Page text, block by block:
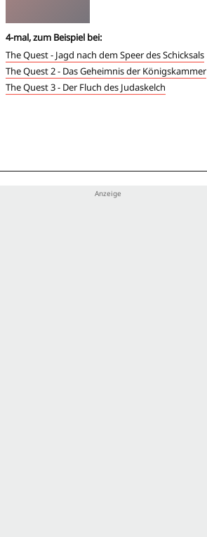
4-mal, zum Beispiel bei:
The Quest - Jagd nach dem Speer des Schicksals
The Quest 2 - Das Geheimnis der Königskammer
The Quest 3 - Der Fluch des Judaskelch